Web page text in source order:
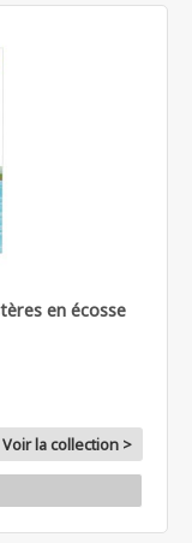
en écosse
Voir la collection >